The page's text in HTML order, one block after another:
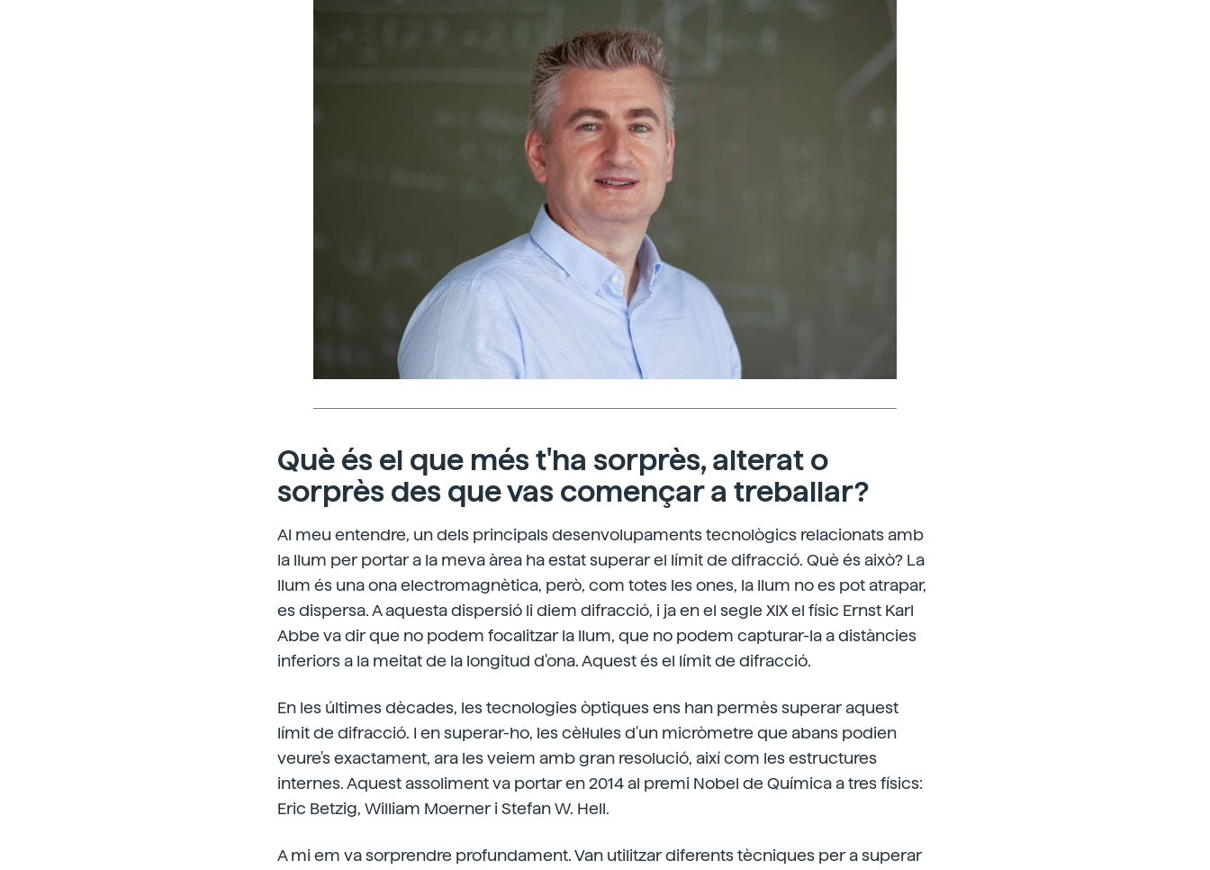
Què és el que més t'ha sorprès, alterat o
sorprès des que vas començar a treballar?
Al meu entendre, un dels principals desenvolupaments tecnològics relacionats amb
la llum per portar a la meva àrea ha estat superar el límit de difracció. Què és això? La
llum és una ona electromagnètica, però, com totes les ones, la llum no es pot atrapar,
es dispersa. A aquesta dispersió li diem difracció, i ja en el segle XIX el físic Ernst Karl
Abbe va dir que no podem focalitzar la llum, que no podem capturar-la a distàncies
inferiors a la meitat de la longitud d'ona. Aquest és el límit de difracció.
En les últimes dècades, les tecnologies òptiques ens han permès superar aquest
límit de difracció. I en superar-ho, les cèl·lules d'un micròmetre que abans podien
veure's exactament, ara les veiem amb gran resolució, així com les estructures
internes. Aquest assoliment va portar en 2014 al premi Nobel de Química a tres físics:
Eric Betzig, William Moerner i Stefan W. Hell.
A mi em va sorprendre profundament. Van utilitzar diferents tècniques per a superar